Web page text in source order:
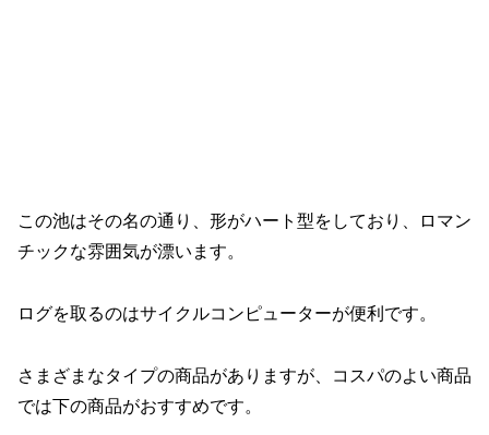
この池はその名の通り、形がハート型をしており、ロマン
チックな雰囲気が漂います。
ログを取るのはサイクルコンピューターが便利です。
さまざまなタイプの商品がありますが、コスパのよい商品
では下の商品がおすすめです。